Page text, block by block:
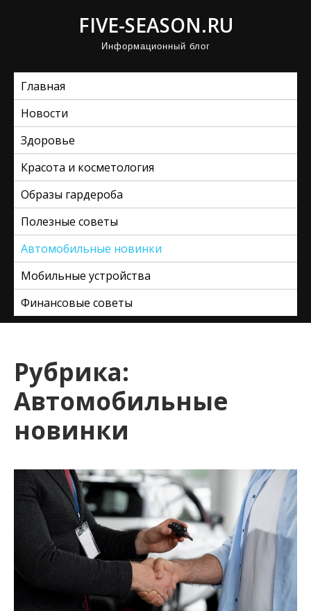
и
FIVE-SEASON.RU
Информационный блог
Главная
Новости
Здоровье
Красота и косметология
Образы гардероба
Полезные советы
Автомобильные новинки
Мобильные устройства
Финансовые советы
Рубрика:
Автомобильные
новинки